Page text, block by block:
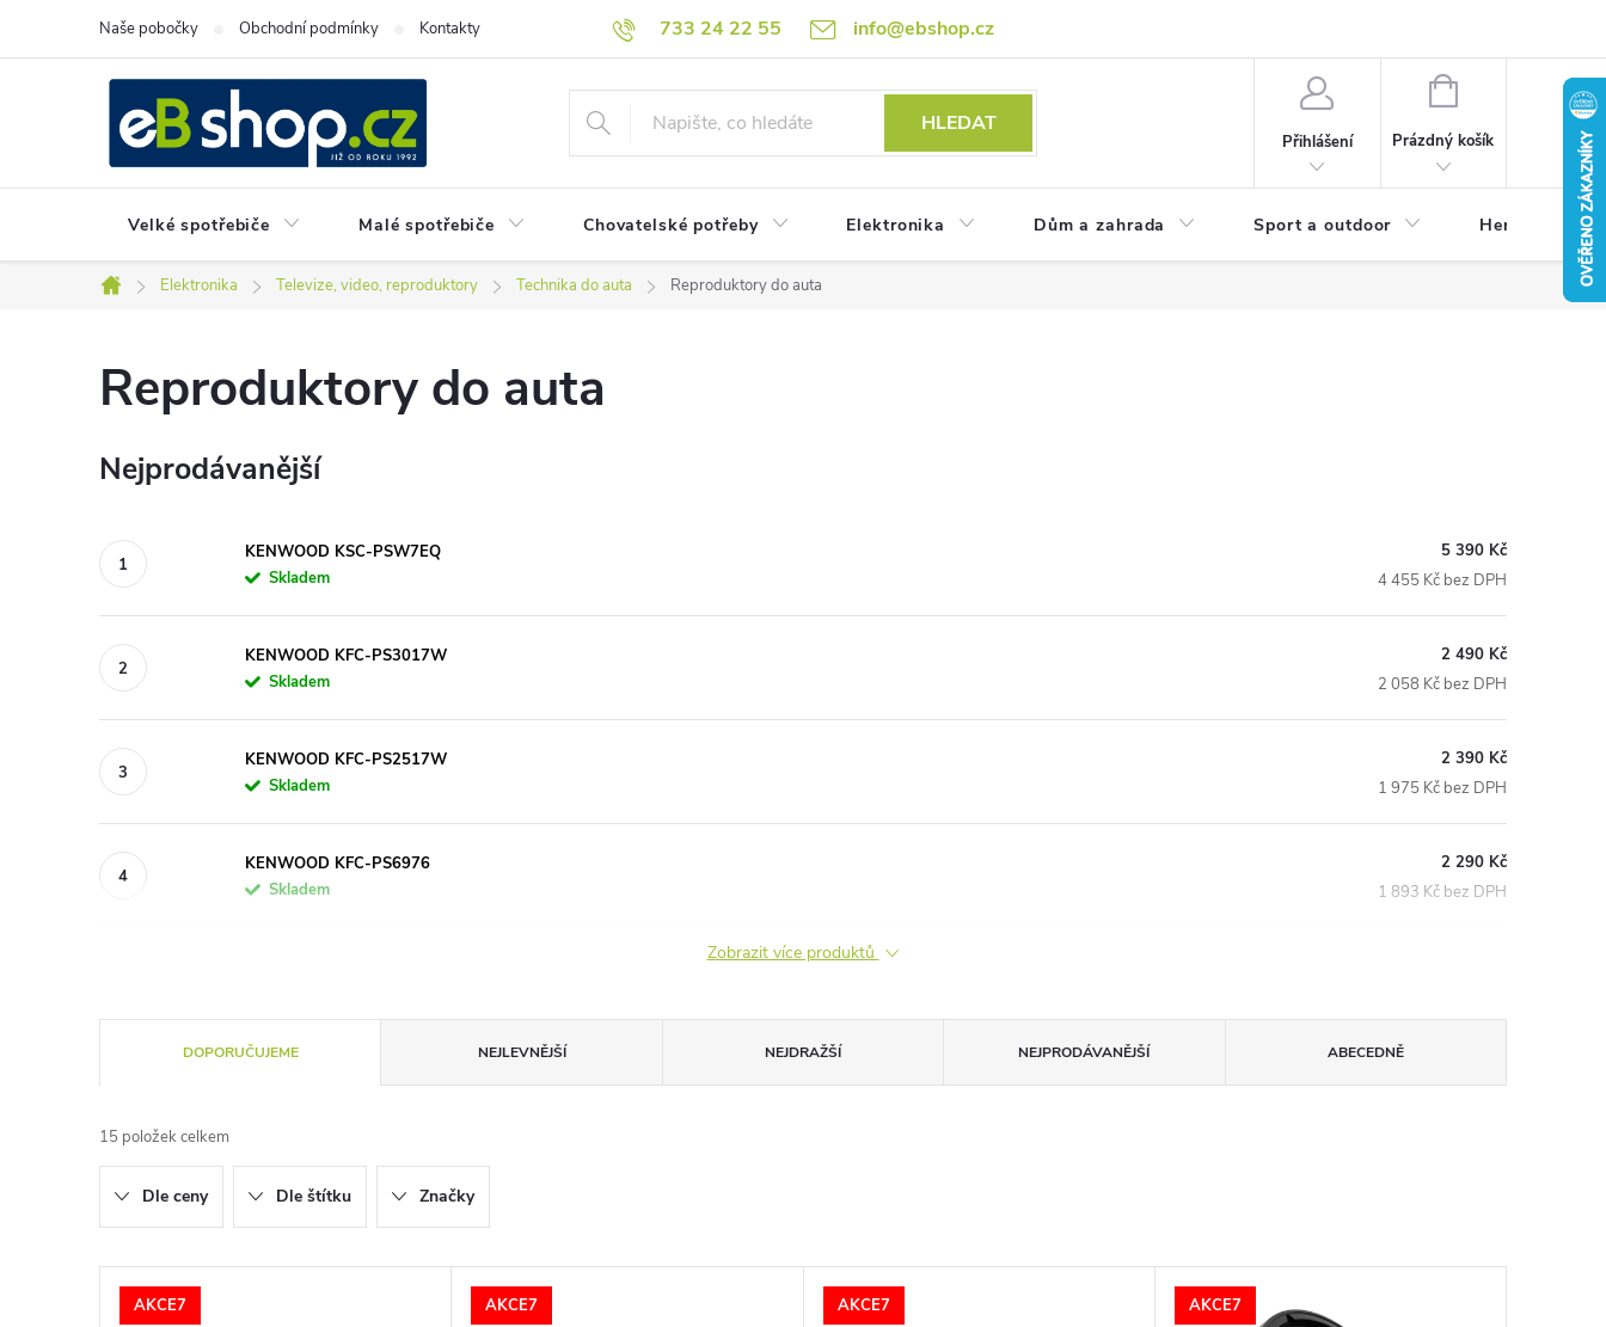
733 24 22 55 info@ebshop.cz
Naše pobočky Obchodní podmínky Kontakty
HLEDAT
Přihlášení
NÁKUPNÍ
Prázdný košík
Velké spotřebiče Malé spotřebiče Chovatelské potřeby Elektronika Dům a zahrada Sport a outdoor Herní zóna
Domů
Elektronika Televize, video, reproduktory Technika do auta Reproduktory do auta
Reproduktory do auta
Nejprodávanější
KENWOOD KSC-PSW7EQ
Skladem
5 390 Kč
4 455 Kč bez DPH
KENWOOD KFC-PS3017W
Skladem
2 490 Kč
2 058 Kč bez DPH
KENWOOD KFC-PS2517W
Skladem
2 390 Kč
1 975 Kč bez DPH
KENWOOD KFC-PS6976
Skladem
2 290 Kč
1 893 Kč bez DPH
Zobrazit více produktů
a
z
e
n
DOPORUČUJEME NEJLEVNĚJŠÍ NEJDRAŽŠÍ NEJPRODÁVANĚJŠÍ ABECEDNĚ
15 položek celkem
Dle ceny Dle štítku Značky
VAKCE7 AKCE7 AKCE7 AKCE7